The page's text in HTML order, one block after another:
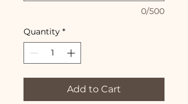
0/500
Quantity *
Add to Cart